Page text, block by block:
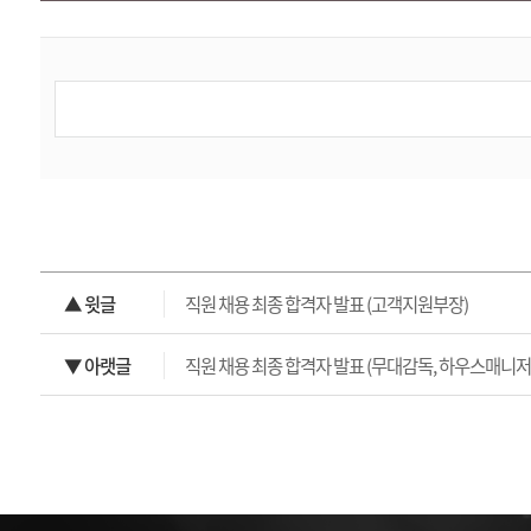
▲ 윗글 직원 채용 최종 합격자 발표 (고객지원부장)
▼ 아랫글 직원 채용 최종 합격자 발표 (무대감독, 하우스매니